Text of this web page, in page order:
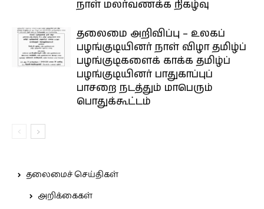
நாள் மலர்வணக்க நிகழ்வு
தலைமை அறிவிப்பு – உலகப்
பழங்குடியினர் நாள் விழா தமிழ்ப்
பழங்குடிகளைக் காக்க தமிழ்ப்
பழங்குடியினர் பாதுகாப்புப்
பாசறை நடத்தும் மாபெரும்
பொதுக்கூட்டம்
தலைமைச் செய்திகள்
அறிக்கைகள்